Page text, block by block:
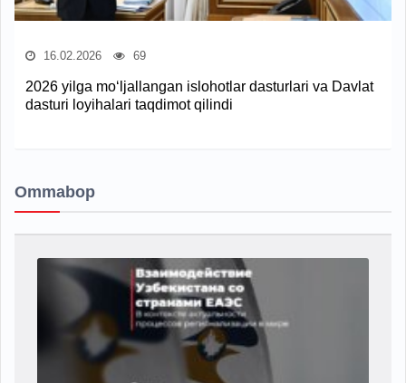
16.02.2026 69
2026 yilga mo‘ljallangan islohotlar dasturlari va Davlat
dasturi loyihalari taqdimot qilindi
Ommabop